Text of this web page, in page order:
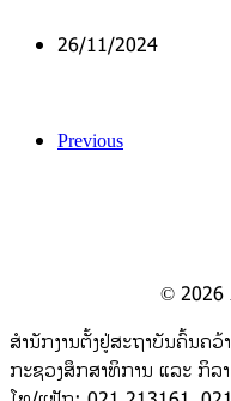
26/11/2024
Previous
© 2026
ສຳນັກງານຕັ້ງຢູ່ສະຖາບັນຄົ້ນຄວ້
ກະຊວງສຶກສາທິການ ແລະ ກິລ